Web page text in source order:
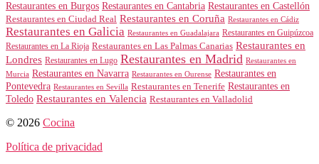
Restaurantes en Burgos Restaurantes en Cantabria Restaurantes en Castellón
Restaurantes en Ciudad Real Restaurantes en Coruña Restaurantes en Cádiz
Restaurantes en Galicia Restaurantes en Guadalajara Restaurantes en Guipúzcoa
Restaurantes en La Rioja Restaurantes en Las Palmas Canarias Restaurantes en
Londres Restaurantes en Lugo Restaurantes en Madrid Restaurantes en
Murcia Restaurantes en Navarra Restaurantes en Ourense Restaurantes en
Pontevedra Restaurantes en Sevilla Restaurantes en Tenerife Restaurantes en
Toledo Restaurantes en Valencia Restaurantes en Valladolid
© 2026 Cocina
Política de privacidad